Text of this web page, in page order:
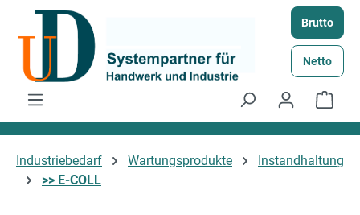
Zum Hauptinhalt springen Brutto
Netto
Industriebedarf Wartungsprodukte
Instandhaltung
>> E-COLL